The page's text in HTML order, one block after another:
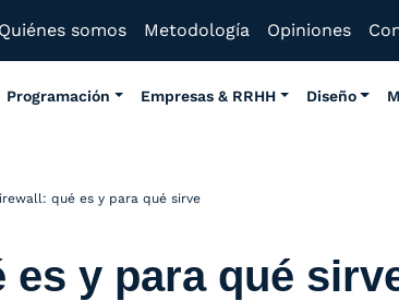
Quiénes somos Metodología Opiniones
Programación Empresas & RRHH Diseño
qué es y para qué sirve
es y para qué